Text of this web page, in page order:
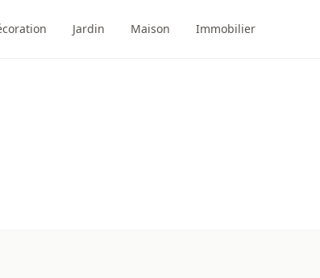
Jardin Maison Immobilier